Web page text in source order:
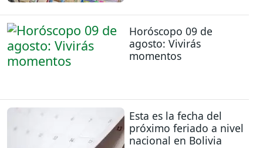
Horóscopo 09 de
agosto: Vivirás
momentos
Esta es la fecha del
próximo feriado a nivel
nacional en Bolivia